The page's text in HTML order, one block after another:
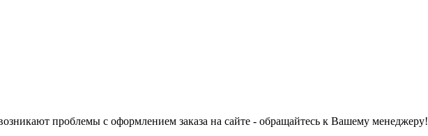
проблемы с оформлением заказа на сайте - обращайтесь к Вашему менеджеру!